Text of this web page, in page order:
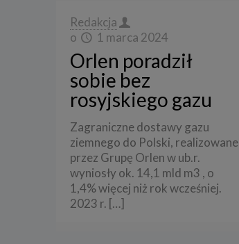
Redakcja
o
1 marca 2024
Orlen poradził
sobie bez
rosyjskiego gazu
Zagraniczne dostawy gazu
ziemnego do Polski, realizowane
przez Grupę Orlen w ub.r.
wyniosły ok. 14,1 mld m3 , o
1,4% więcej niż rok wcześniej.
2023 r. […]